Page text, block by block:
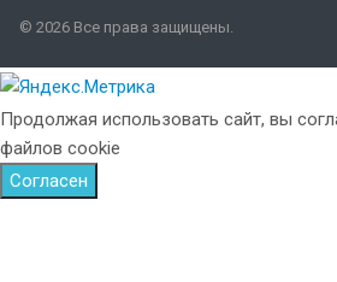
© 2026 Все права защищены.
Продолжая использовать сайт, вы
файлов cookie
Согласен